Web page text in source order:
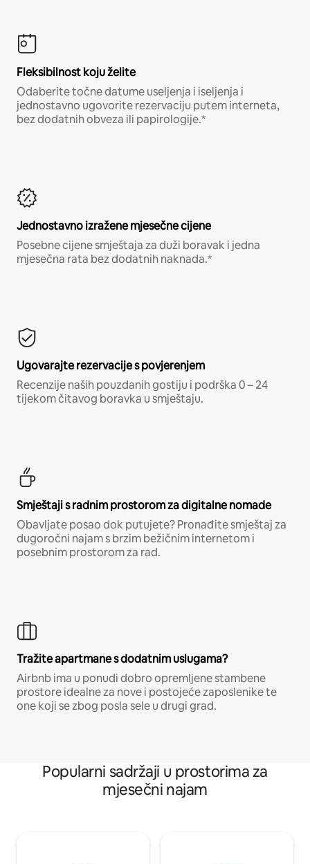
Fleksibilnost koju želite
Odaberite točne datume useljenja i iseljenja i
jednostavno ugovorite rezervaciju putem interneta,
bez dodatnih obveza ili papirologije.*
Jednostavno izražene mjesečne cijene
Posebne cijene smještaja za duži boravak i jedna
mjesečna rata bez dodatnih naknada.*
Ugovarajte rezervacije s povjerenjem
Recenzije naših pouzdanih gostiju i podrška 0 – 24
tijekom čitavog boravka u smještaju.
Smještaji s radnim prostorom za digitalne nomade
Obavljate posao dok putujete? Pronađite smještaj za
dugoročni najam s brzim bežičnim internetom i
posebnim prostorom za rad.
Tražite apartmane s dodatnim uslugama?
Airbnb ima u ponudi dobro opremljene stambene
prostore idealne za nove i postojeće zaposlenike te
one koji se zbog posla sele u drugi grad.
Popularni sadržaji u prostorima za
mjesečni najam